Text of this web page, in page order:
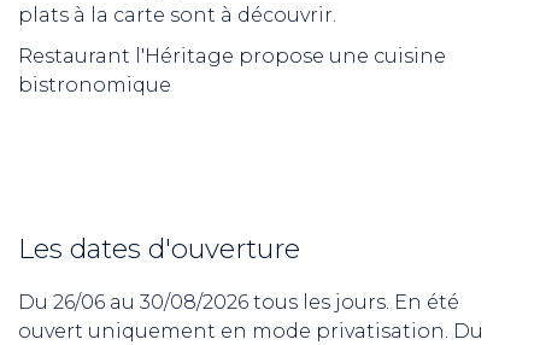
plats à la carte sont à découvrir.
Restaurant l'Héritage propose une cuisine
bistronomique
Les dates d'ouverture
Du 26/06 au 30/08/2026 tous les jours. En été
ouvert uniquement en mode privatisation. Du